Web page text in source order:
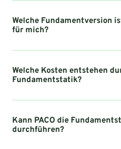
Welche Fundamentversion
für mich?
Welche Kosten entstehen
Fundamentstatik?
Kann PACO die
durchführen?